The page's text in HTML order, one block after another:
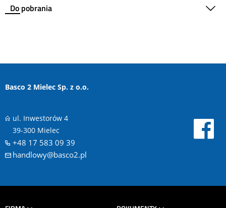
Do pobrania
Basco 2 Mielec Sp. z o.o.
ul. Inwestorów 4
39-300 Mielec
+48 17 583 09 39
handlowy@basco2.pl